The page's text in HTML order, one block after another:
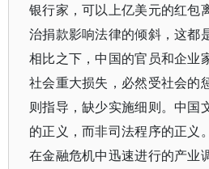
银行家，可以上亿美元的红包
治捐款影响法律的倾斜，这都
相比之下，中国的官员和企业
社会重大损失，必然受社会的
则指导，缺少实施细则。中国
的正义，而非司法程序的正义
在金融危机中迅速进行的产业